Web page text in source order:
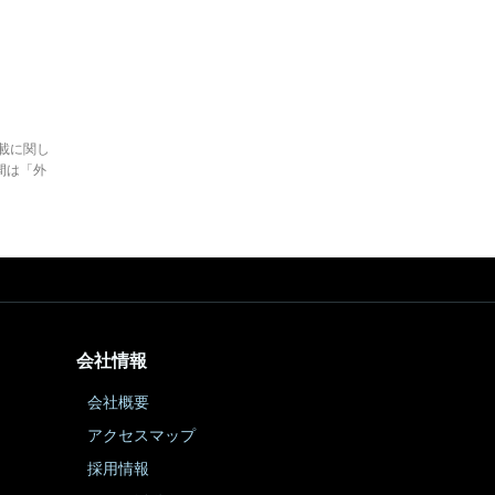
に関し
は「外
会社情報
会社概要
アクセスマップ
採用情報